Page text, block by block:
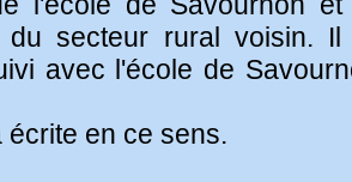
du secteur rural voisin.
avec l'école de
écrite en ce sens.